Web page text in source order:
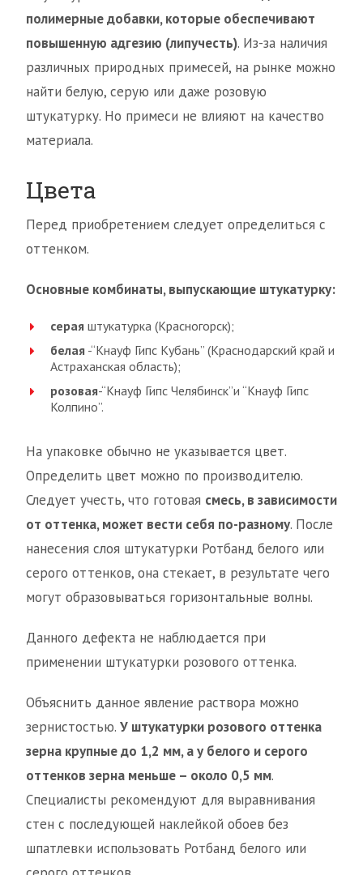
полимерные добавки, которые обеспечивают
повышенную адгезию (липучесть). Из-за наличия
различных природных примесей, на рынке можно
найти белую, серую или даже розовую
штукатурку. Но примеси не влияют на качество
материала.
Цвета
Перед приобретением следует определиться с
оттенком.
Основные комбинаты, выпускающие штукатурку:
серая штукатурка (Красногорск);
белая -“Кнауф Гипс Кубань” (Краснодарский край и
Астраханская область);
розовая-“Кнауф Гипс Челябинск”и “Кнауф Гипс
Колпино”.
На упаковке обычно не указывается цвет.
Определить цвет можно по производителю.
Следует учесть, что готовая смесь, в зависимости
от оттенка, может вести себя по-разному. После
нанесения слоя штукатурки Ротбанд белого или
серого оттенков, она стекает, в результате чего
могут образовываться горизонтальные волны.
Данного дефекта не наблюдается при
применении штукатурки розового оттенка.
Объяснить данное явление раствора можно
зернистостью. У штукатурки розового оттенка
зерна крупные до 1,2 мм, а у белого и серого
оттенков зерна меньше – около 0,5 мм.
Специалисты рекомендуют для выравнивания
стен с последующей наклейкой обоев без
шпатлевки использовать Ротбанд белого или